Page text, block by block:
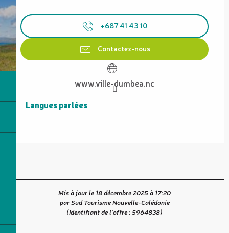
+687 41 43 10
Contactez-nous
www.ville-dumbea.nc
Langues parlées
Langues parlées
Mis à jour le 18 décembre 2025 à 17:20
par Sud Tourisme Nouvelle-Calédonie
(Identifiant de l'offre :5964838)